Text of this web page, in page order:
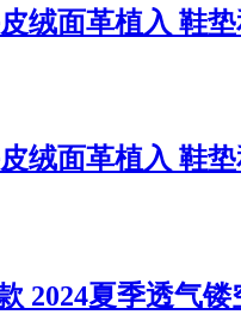
绒面革植入 鞋
绒面革植入 鞋
2024夏季透气